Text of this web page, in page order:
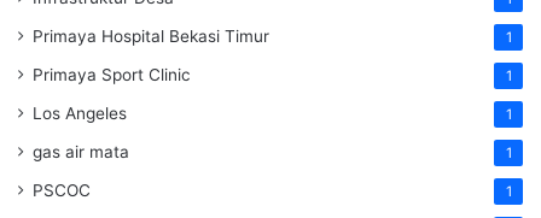
Primaya Hospital Bekasi Timur 1
Primaya Sport Clinic 1
Los Angeles 1
gas air mata 1
PSCOC 1